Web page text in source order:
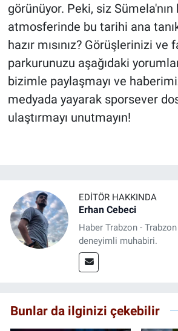
görünüyor. Peki, siz Sümela'nın
atmosferinde bu tarihi ana
hazır mısınız? Görüşlerinizi ve
parkurunuzu aşağıdaki
bizimle paylaşmayı ve
medyada yayarak sporsever
ulaştırmayı unutmayın!
EDITÖR HAKKINDA
Erhan Cebeci
Haber Trabzon -
deneyimli muhabiri.
Bunlar da ilginizi çekebilir